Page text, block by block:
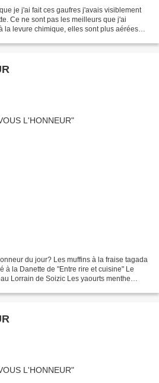
je j'ai fait ces gaufres j'avais visiblement
Ce ne sont pas les meilleurs que j'ai
la levure chimique, elles sont plus aérées
du jour? Les muffins à la fraise tagada
à la Danette de "Entre rire et cuisine" Le
Lorrain de Soizic Les yaourts menthe